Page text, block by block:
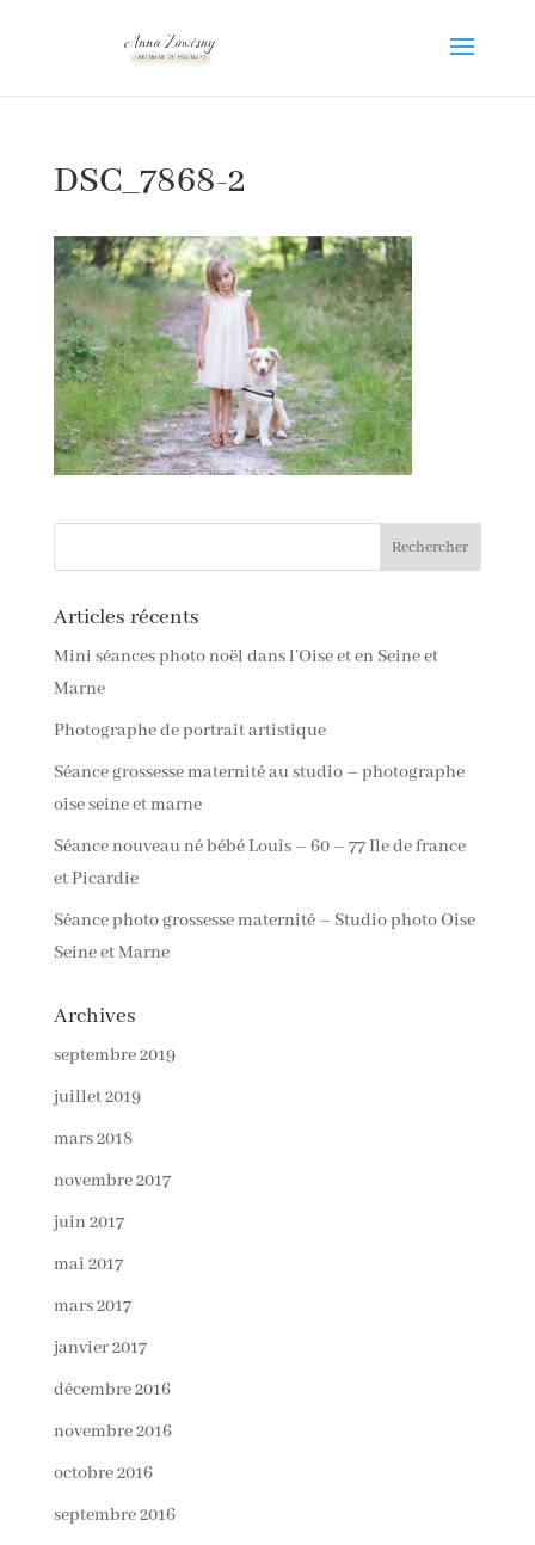
DSC_7868-2
Articles récents
Mini séances photo noël dans l’Oise et en Seine et
Marne
Photographe de portrait artistique
Séance grossesse maternité au studio – photographe
oise seine et marne
Séance nouveau né bébé Louis – 60 – 77 Ile de france
et Picardie
Séance photo grossesse maternité – Studio photo Oise
Seine et Marne
Archives
septembre 2019
juillet 2019
mars 2018
novembre 2017
juin 2017
mai 2017
mars 2017
janvier 2017
décembre 2016
novembre 2016
octobre 2016
septembre 2016